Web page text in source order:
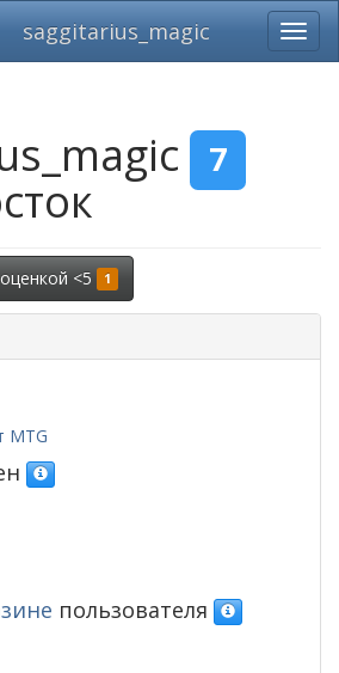
saggitarius_magic
7
<5 1
MTG
пользователя